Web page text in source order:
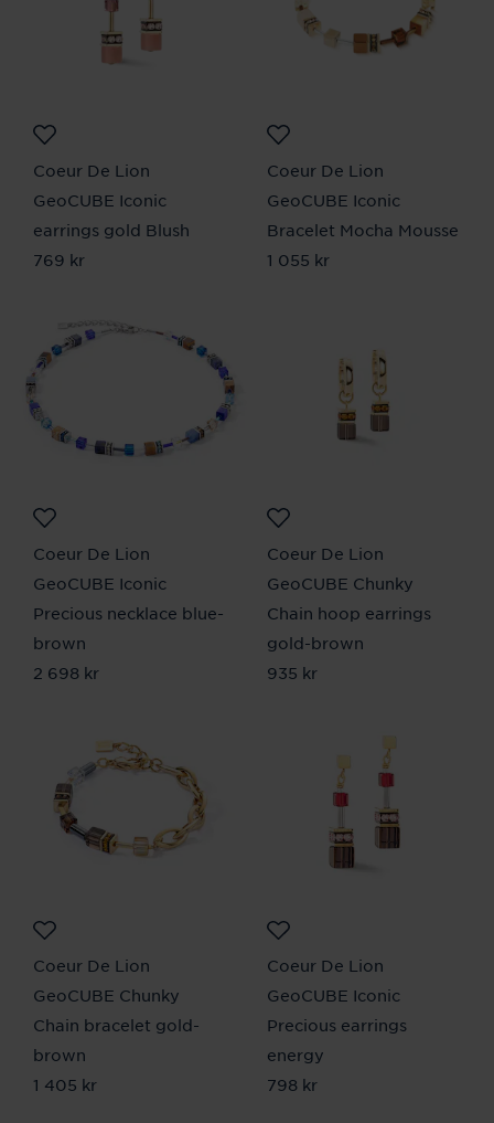
Coeur De Lion
GeoCUBE Iconic
earrings gold Blush
Pris:769 kr
769 kr
Coeur De Lion
GeoCUBE Iconic
Bracelet Mocha Mousse
Pris:1 055 kr
1 055 kr
Coeur De Lion
GeoCUBE Iconic
Precious necklace blue-
brown
Pris:2 698 kr
2 698 kr
Coeur De Lion
GeoCUBE Chunky
Chain hoop earrings
gold-brown
Pris :935 kr
935 kr
Coeur De Lion
GeoCUBE Chunky
Chain bracelet gold-
brown
Pris:1 405 kr
1 405 kr
Coeur De Lion
GeoCUBE Iconic
Precious earrings
energy
Pris:798 kr
798 kr